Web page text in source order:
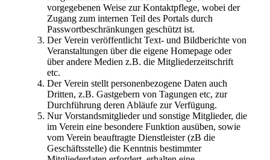
vorgegebenen Weise zur Kontaktpflege, wobei der
Zugang zum internen Teil des Portals durch
Passwortbeschränkungen geschützt ist.
Der Verein veröffentlicht Text- und Bildberichte von
Veranstaltungen über die eigene Homepage oder
über andere Medien z.B. die Mitgliederzeitschrift
etc.
Der Verein stellt personenbezogene Daten auch
Dritten, z.B. Gastgebern von Tagungen etc, zur
Durchführung deren Abläufe zur Verfügung.
Nur Vorstandsmitglieder und sonstige Mitglieder, die
im Verein eine besondere Funktion ausüben, sowie
vom Verein beauftragte Dienstleister (zB die
Geschäftsstelle) die Kenntnis bestimmter